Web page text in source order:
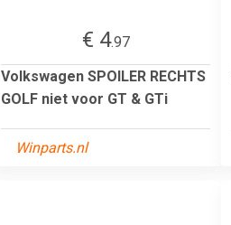
€ 4.97
Volkswagen SPOILER RECHTS
GOLF niet voor GT & GTi
Winparts.nl